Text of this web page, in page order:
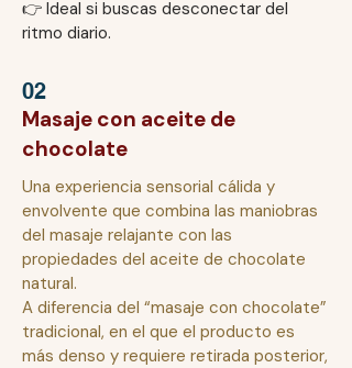
👉 Ideal si buscas desconectar del
ritmo diario.
02
Masaje con aceite de
chocolate
Una experiencia sensorial cálida y
envolvente que combina las maniobras
del masaje relajante con las
propiedades del aceite de chocolate
natural.
A diferencia del “masaje con chocolate”
tradicional, en el que el producto es
más denso y requiere retirada posterior,